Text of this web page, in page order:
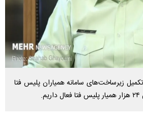
زیرساخت‌های سامانه همیاران پلیس فتا